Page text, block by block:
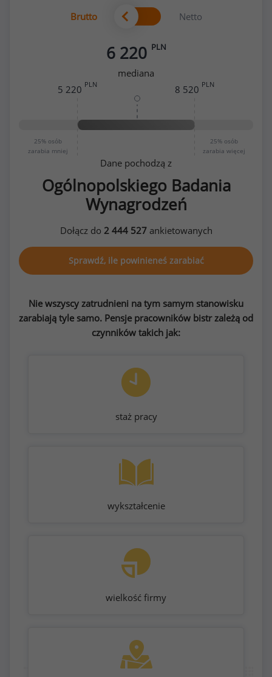
Brutto Netto
6 220 PLN
mediana
25% osób
zarabia mniej
25% osób
zarabia więcej
5 220 PLN 8 520 PLN
Dane pochodzą z
Ogólnopolskiego Badania
Wynagrodzeń
Dołącz do 2 444 527ankietowanych
Sprawdź, ile powinieneś zarabiać
Nie wszyscy zatrudnieni na tym samym stanowisku
zarabiają tyle samo. Pensje pracowników bistr zależą od
czynników takich jak:
staż pracy
wykształcenie
wielkość firmy